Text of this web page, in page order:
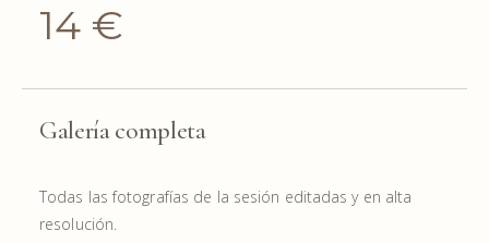
14 €
Galería completa
Todas las fotografías de la sesión editadas y en alta
resolución.